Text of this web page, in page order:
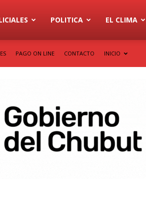
POLITICA EL CLIMA
PAGO ON LINE CONTACTO INICIO